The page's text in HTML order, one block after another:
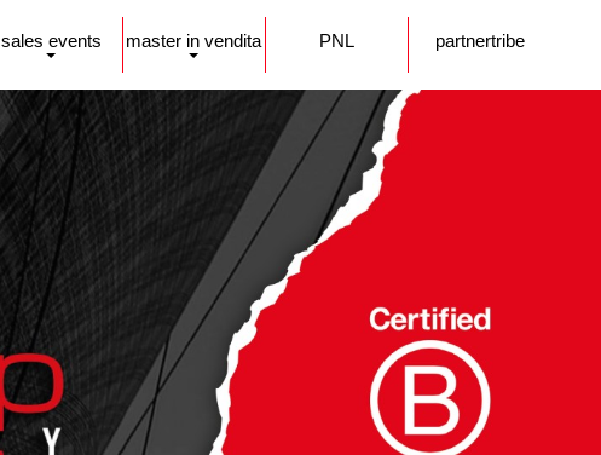
sales events master in vendita PNL partnertribe